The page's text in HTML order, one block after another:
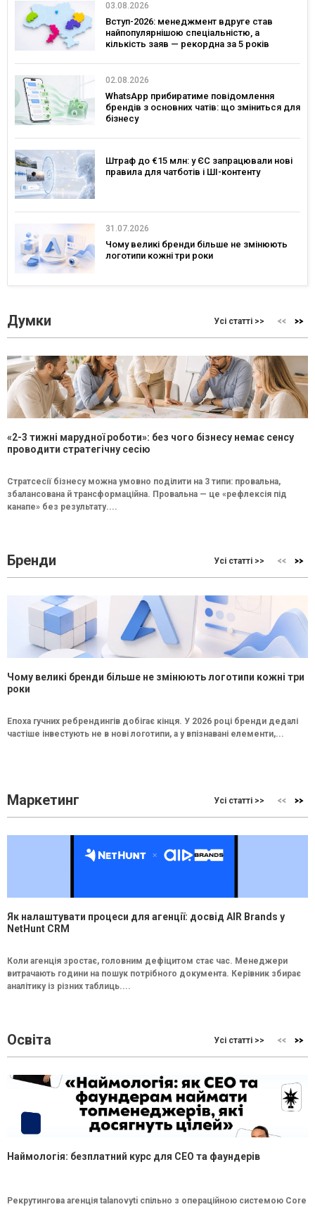
03.08.2026
Вступ-2026: менеджмент вдруге став
найпопулярнішою спеціальністю, а
кількість заяв — рекордна за 5 років
02.08.2026
WhatsApp прибиратиме повідомлення
брендів з основних чатів: що зміниться для
бізнесу
Штраф до €15 млн: у ЄС запрацювали нові
правила для чатботів і ШІ-контенту
31.07.2026
Чому великі бренди більше не змінюють
логотипи кожні три роки
Думки Усі статті >>
«2-3 тижні марудної роботи»: без чого бізнесу немає сенсу
проводити стратегічну сесію
Стратсесії бізнесу можна умовно поділити на 3 типи: провальна,
збалансована й трансформаційна. Провальна — це «рефлексія під
канапе» без результату....
Бренди Усі статті >>
Чому великі бренди більше не змінюють логотипи кожні три
роки
Епоха гучних ребрендингів добігає кінця. У 2026 році бренди дедалі
частіше інвестують не в нові логотипи, а у впізнавані елементи,...
Маркетинг Усі статті >>
Як налаштувати процеси для агенції: досвід AIR Brands у
NetHunt CRM
Коли агенція зростає, головним дефіцитом стає час. Менеджери
витрачають години на пошук потрібного документа. Керівник збирає
аналітику із різних таблиць....
Освіта Усі статті >>
Наймологія: безплатний курс для CEO та фаундерів
Рекрутингова агенція talanovyti спільно з операційною системою Core